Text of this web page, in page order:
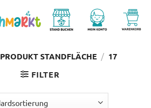
PRODUKT STANDFLÄCHE / 17
FILTER